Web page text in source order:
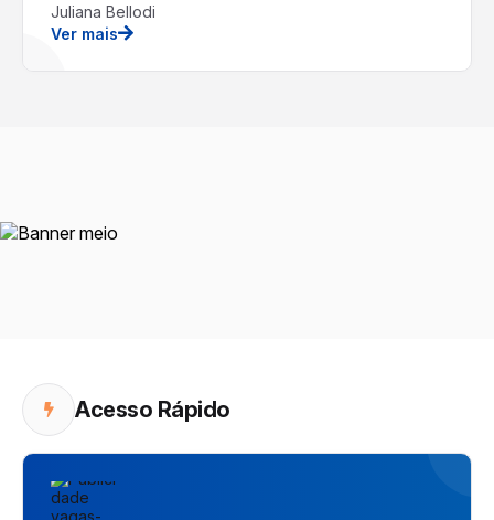
Juliana Bellodi
Ver mais
Acesso Rápido